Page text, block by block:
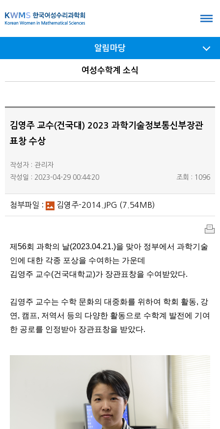
문
가
여닫기
알림마당
여성수학계 소식
김영주 교수(건국대) 2023 과학기술정보통신부장관
표창 수상
작성자 : 관리자
작성일 : 2023-04-29 00:44:20
조회 : 1096
첨부파일 : 김영주-2014.JPG (7.54MB)
쇄
제56회 과학의 날(2023.04.21.)을 맞아 정부에서 과학기술
인에 대한 각종 포상을 수여하는 가운데
김영주 교수(건국대학교)가 장관표창을 수여받았다.
김영주 교수는 수학 문화의 대중화를 위하여 학회 활동, 강
연, 캠프, 저역서 등의 다양한 활동으로 수학계 발전에 기여
한 공로를 인정받아 장관표창을 받았다.